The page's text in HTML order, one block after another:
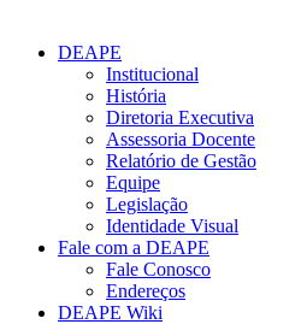
DEAPE
Institucional
História
Diretoria Executiva
Assessoria Docente
Relatório de Gestão
Equipe
Legislação
Identidade Visual
Fale com a DEAPE
Fale Conosco
Endereços
DEAPE Wiki